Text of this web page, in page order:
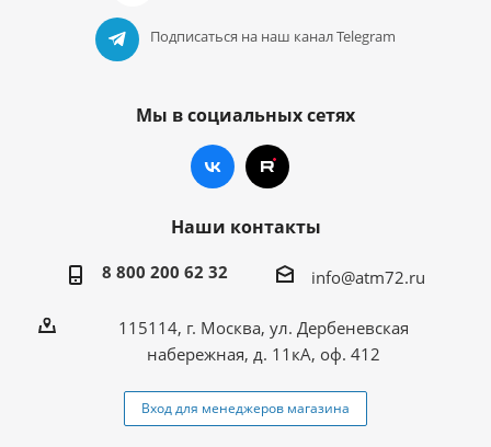
Подписаться на наш канал Telegram
Мы в социальных сетях
Наши контакты
8 800 200 62 32 info@atm72.ru
115114, г. Москва, ул. Дербеневская
набережная, д. 11кА, оф. 412
Вход для менеджеров магазина